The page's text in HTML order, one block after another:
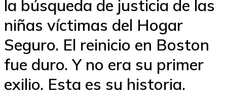
la búsqueda de justicia de las
niñas víctimas del Hogar
Seguro. El reinicio en Boston
fue duro. Y no era su primer
exilio. Esta es su historia.